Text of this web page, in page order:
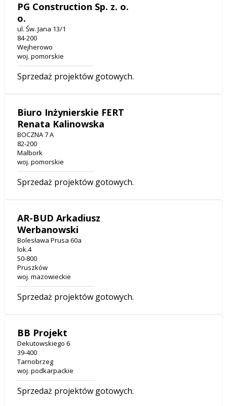
PG Construction Sp. z. o.
o.
ul. Św. Jana 13/1
84-200
Wejherowo
woj. pomorskie
Sprzedaż projektów gotowych.
Biuro Inżynierskie FERT
Renata Kalinowska
BOCZNA 7 A
82-200
Malbork
woj. pomorskie
Sprzedaż projektów gotowych.
AR-BUD Arkadiusz
Werbanowski
Bolesława Prusa 60a
lok.4
50-800
Pruszków
woj. mazowieckie
Sprzedaż projektów gotowych.
BB Projekt
Dekutowskiego 6
39-400
Tarnobrzeg
woj. podkarpackie
Sprzedaż projektów gotowych.